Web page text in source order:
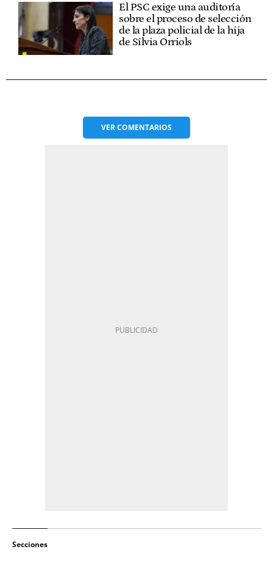
El PSC exige una auditoría
sobre el proceso de selección
de la plaza policial de la hija
de Sílvia Orriols
VERCOMENTARIOS
Secciones